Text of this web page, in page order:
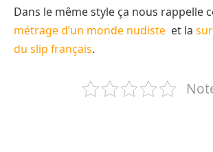
Dans le même style ça nous rappelle
métrage d’un monde nudiste et la
du slip français.